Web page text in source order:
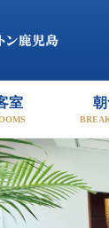
室
レク